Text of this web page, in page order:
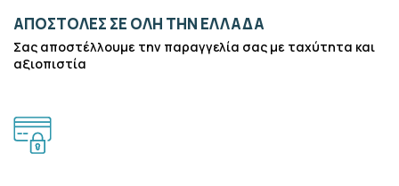
ΑΠΟΣΤΟΛΕΣ ΣΕ ΟΛΗ ΤΗΝ ΕΛΛΑΔΑ
Σας αποστέλλουμε την παραγγελία σας με ταχύτητα και
αξιοπιστία